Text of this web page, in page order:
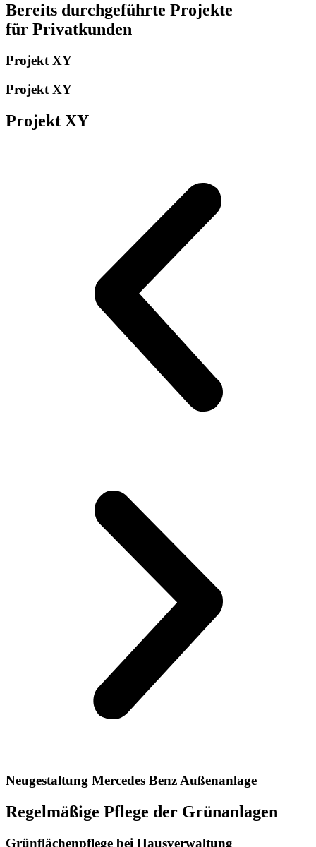
Bereits durchgeführte Projekte
für Privatkunden
Projekt XY
Projekt XY
Projekt XY
Neugestaltung Mercedes Benz Außenanlage
Regelmäßige Pflege der Grünanlagen
Grünflächenpflege bei Hausverwaltung